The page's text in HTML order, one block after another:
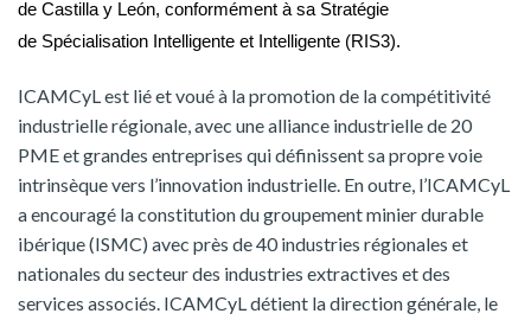
de Castilla y León, conformément à sa Stratégie
de Spécialisation Intelligente et Intelligente (RIS3).
ICAMCyL est lié et voué à la promotion de la compétitivité
industrielle régionale, avec une alliance industrielle de 20
PME et grandes entreprises qui définissent sa propre voie
intrinsèque vers l’innovation industrielle. En outre, l’ICAMCyL
a encouragé la constitution du groupement minier durable
ibérique (ISMC) avec près de 40 industries régionales et
nationales du secteur des industries extractives et des
services associés. ICAMCyL détient la direction générale, le